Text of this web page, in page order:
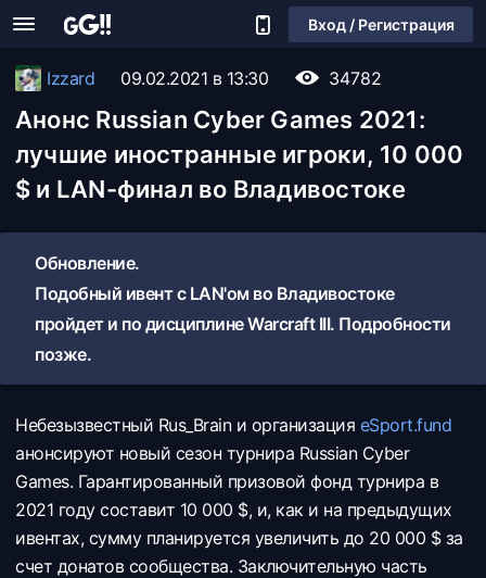
Вход / Регистрация
Izzard 09.02.2021 в 13:30 34782
Анонс Russian Cyber Games 2021:
лучшие иностранные игроки, 10 000
$ и LAN-финал во Владивостоке
Обновление.
Подобный ивент c LAN'ом во Владивостоке
пройдет и по дисциплине Warcraft III. Подробности
позже.
Небезызвестный Rus_Brain и организация eSport.fund
анонсируют новый сезон турнира Russian Cyber
Games. Гарантированный призовой фонд турнира в
2021 году составит 10 000 $, и, как и на предыдущих
ивентах, сумму планируется увеличить до 20 000 $ за
счет донатов сообщества. Заключительную часть